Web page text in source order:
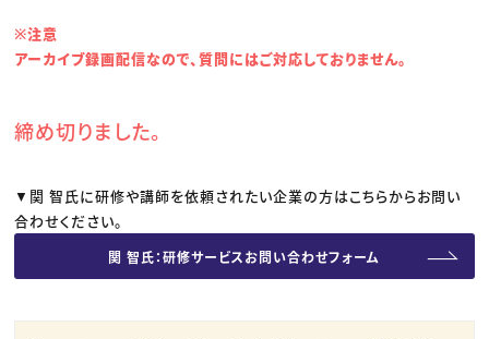
※注意
アーカイブ録画配信なので、質問にはご対応しておりません。
締め切りました。
▼関 智氏に研修や講師を依頼されたい企業の方はこちらからお問い
合わせください。
関 智氏：研修サービスお問い合わせフォーム